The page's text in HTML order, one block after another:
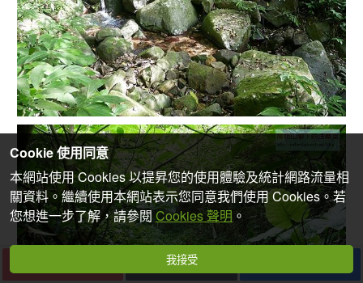
下一篇
Cookie 使用同意
本網站使用 Cookies 以提昇您的使用體驗及統計網路流量相
關資料。繼續使用本網站表示您同意我們使用 Cookies。若
您想進一步了解，請參閱Cookies 聲明 。
我接受